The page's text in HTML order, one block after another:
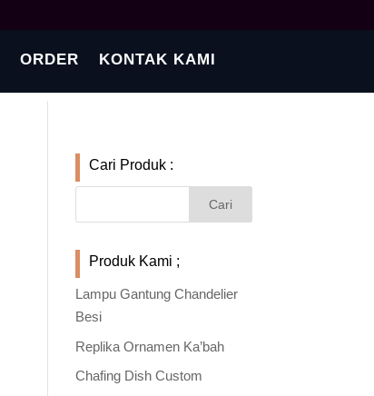
ORDER KONTAK KAMI
Cari Produk :
Produk Kami ;
Lampu Gantung Chandelier
Besi
Replika Ornamen Ka’bah
Chafing Dish Custom